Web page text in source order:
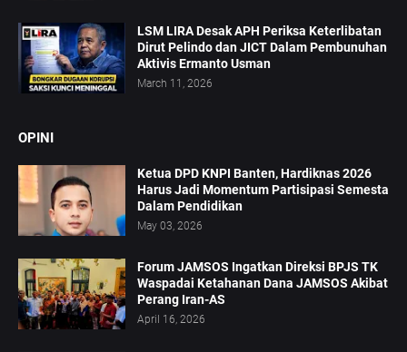
LSM LIRA Desak APH Periksa Keterlibatan
Dirut Pelindo dan JICT Dalam Pembunuhan
Aktivis Ermanto Usman
March 11, 2026
OPINI
Ketua DPD KNPI Banten, Hardiknas 2026
Harus Jadi Momentum Partisipasi Semesta
Dalam Pendidikan
May 03, 2026
Forum JAMSOS Ingatkan Direksi BPJS TK
Waspadai Ketahanan Dana JAMSOS Akibat
Perang Iran-AS
April 16, 2026